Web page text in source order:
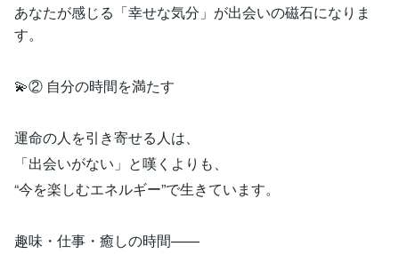
あなたが感じる「幸せな気分」が出会いの磁石になりま
す。
💫② 自分の時間を満たす
運命の人を引き寄せる人は、
「出会いがない」と嘆くよりも、
“今を楽しむエネルギー”で生きています。
趣味・仕事・癒しの時間——